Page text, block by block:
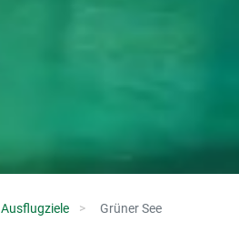
Ausflugziele Grüner See